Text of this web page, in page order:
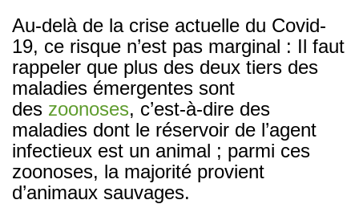
Au-delà de la crise actuelle du Covid-
19, ce risque n’est pas marginal : Il faut
rappeler que plus des deux tiers des
maladies émergentes sont
des zoonoses, c’est-à-dire des
maladies dont le réservoir de l’agent
infectieux est un animal ; parmi ces
zoonoses, la majorité provient
d’animaux sauvages.